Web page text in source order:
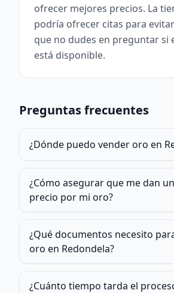
ofrecer mejores precios. La
podría ofrecer citas para
que no dudes en preguntar si
está disponible.
Preguntas frecuentes
¿Dónde puedo vender oro en
¿Cómo asegurar que me dan
precio por mi oro?
¿Qué documentos necesito
oro en Redondela?
¿Cuánto tiempo tarda el